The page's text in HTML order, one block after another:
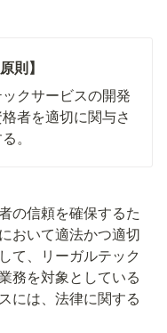
則】
クサービスの開発
者を適切に関与さ
。
の信頼を確保するた
おいて適法かつ適切
て、リーガルテック
務を対象としている
には、法律に関する